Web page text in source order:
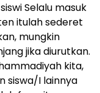
Selalu masuk
itulah sederet
mungkin
jika diurutkan.
kita,
siswa/I lainnya